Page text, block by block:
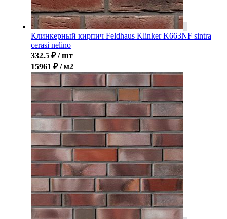
Клинкерный кирпич Feldhaus Klinker K663NF sintra
cerasi nelino
332.5 ₽ / шт
15961 ₽ / м2